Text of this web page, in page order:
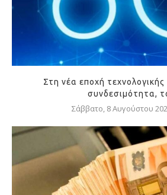
Στη νέα εποχή
συνδεσιμότητα,
Σάββατο, 8 Αυγούστου